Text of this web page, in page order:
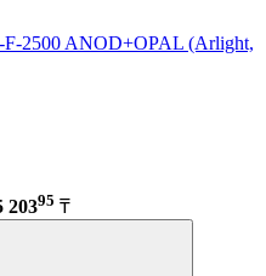
2500 ANOD+OPAL (Arlight,
20395 ₸